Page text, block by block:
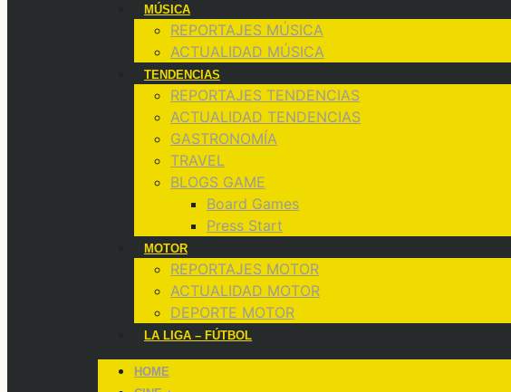
MÚSICA
REPORTAJES MÚSICA
ACTUALIDAD MÚSICA
TENDENCIAS
REPORTAJES TENDENCIAS
ACTUALIDAD TENDENCIAS
GASTRONOMÍA
TRAVEL
BLOGS GAME
Board Games
Press Start
MOTOR
REPORTAJES MOTOR
ACTUALIDAD MOTOR
DEPORTE MOTOR
LA LIGA – FÚTBOL
HOME